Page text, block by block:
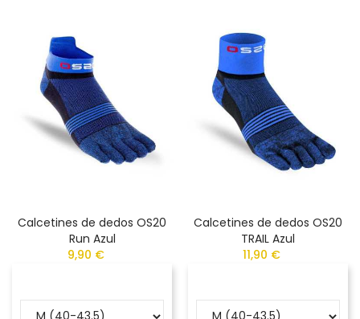
Calcetines de dedos OS20
Run Azul
9,90 €
Calcetines de dedos OS20
TRAIL Azul
11,90 €